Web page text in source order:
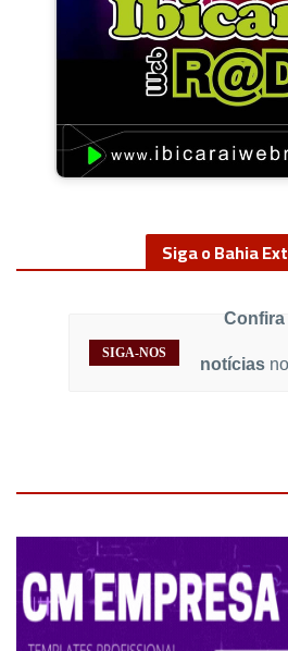
Siga o Bahia
notícias
SIGA-NOS